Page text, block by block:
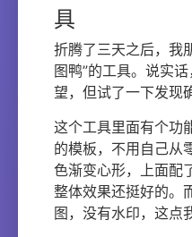
具
折腾了三天之后，我
图鸭”的工具。说实
望，但试了一下发现
这个工具里面有个功
的模板，不用自己从
色渐变心形，上面配
整体效果还挺好的。
图，没有水印，这点